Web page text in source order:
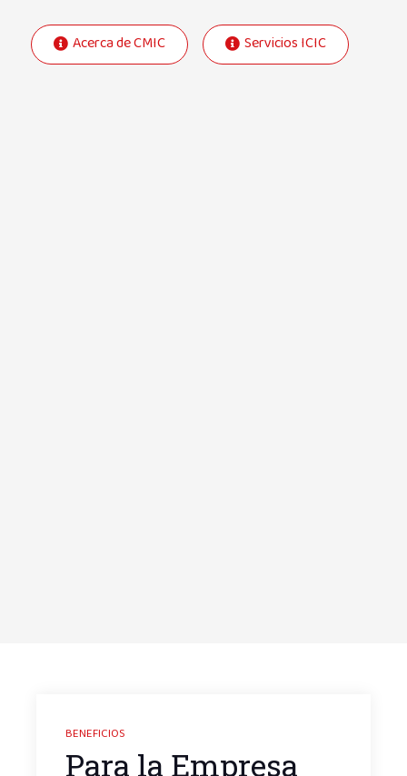
Acerca de CMIC Servicios ICIC
BENEFICIOS
Para la Empresa